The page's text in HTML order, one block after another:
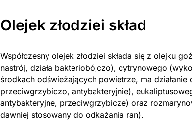
Olejek złodziei skład
Współczesny olejek złodziei składa się z olejku
nastrój, działa bakteriobójczo), cytrynowego
środkach odświeżających powietrze, ma
przeciwgrzybiczo, antybakteryjnie),
antybakteryjne, przeciwgrzybicze) oraz
dawniej stosowany do odkażania ran).